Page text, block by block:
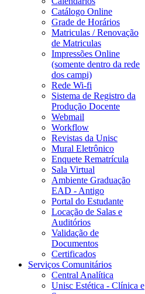
Catálogo Online
Grade de Horários
Matriculas / Renovação
de Matriculas
Impressões Online
(somente dentro da rede
dos campi)
Rede Wi-fi
Sistema de Registro da
Produção Docente
Webmail
Workflow
Revistas da Unisc
Mural Eletrônico
Enquete Rematrícula
Sala Virtual
Ambiente Graduação
EAD - Antigo
Portal do Estudante
Locação de Salas e
Auditórios
Validação de
Documentos
Certificados
Serviços Comunitários
Central Analítica
Unisc Estética - Clínica e